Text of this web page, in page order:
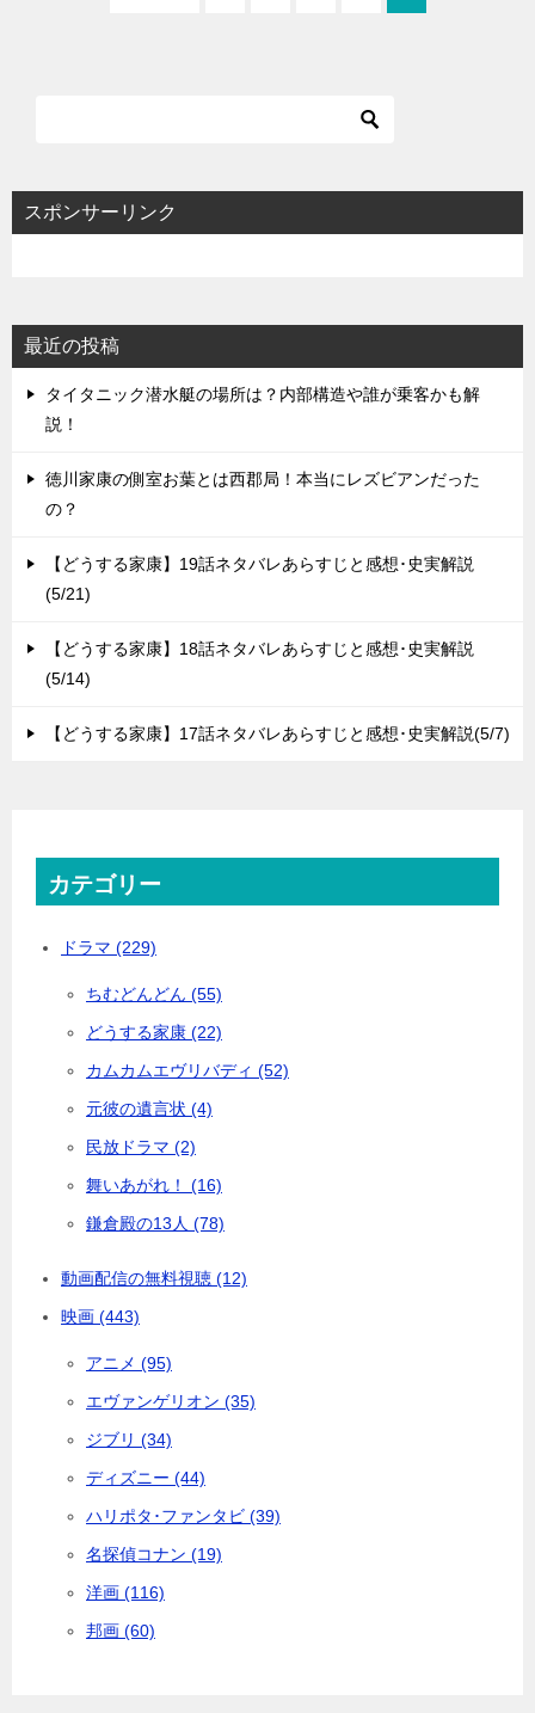
スポンサーリンク
最近の投稿
タイタニック潜水艇の場所は？内部構造や誰が乗客かも解
説！
徳川家康の側室お葉とは西郡局！本当にレズビアンだった
の？
【どうする家康】19話ネタバレあらすじと感想･史実解説
(5/21)
【どうする家康】18話ネタバレあらすじと感想･史実解説
(5/14)
【どうする家康】17話ネタバレあらすじと感想･史実解説(5/7)
カテゴリー
ドラマ (229)
ちむどんどん (55)
どうする家康 (22)
カムカムエヴリバディ (52)
元彼の遺言状 (4)
民放ドラマ (2)
舞いあがれ！ (16)
鎌倉殿の13人 (78)
動画配信の無料視聴 (12)
映画 (443)
アニメ (95)
エヴァンゲリオン (35)
ジブリ (34)
ディズニー (44)
ハリポタ･ファンタビ (39)
名探偵コナン (19)
洋画 (116)
邦画 (60)